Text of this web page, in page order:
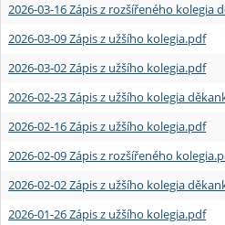
2026-03-16 Zápis z rozšířeného kolegia
2026-03-09 Zápis z užšího kolegia.pdf
2026-03-02 Zápis z užšího kolegia.pdf
2026-02-23 Zápis z užšího kolegia
2026-02-16 Zápis z užšího kolegia.pdf
2026-02-09 Zápis z rozšířeného
2026-02-02 Zápis z užšího kolegia
2026-01-26 Zápis z užšího kolegia.pdf